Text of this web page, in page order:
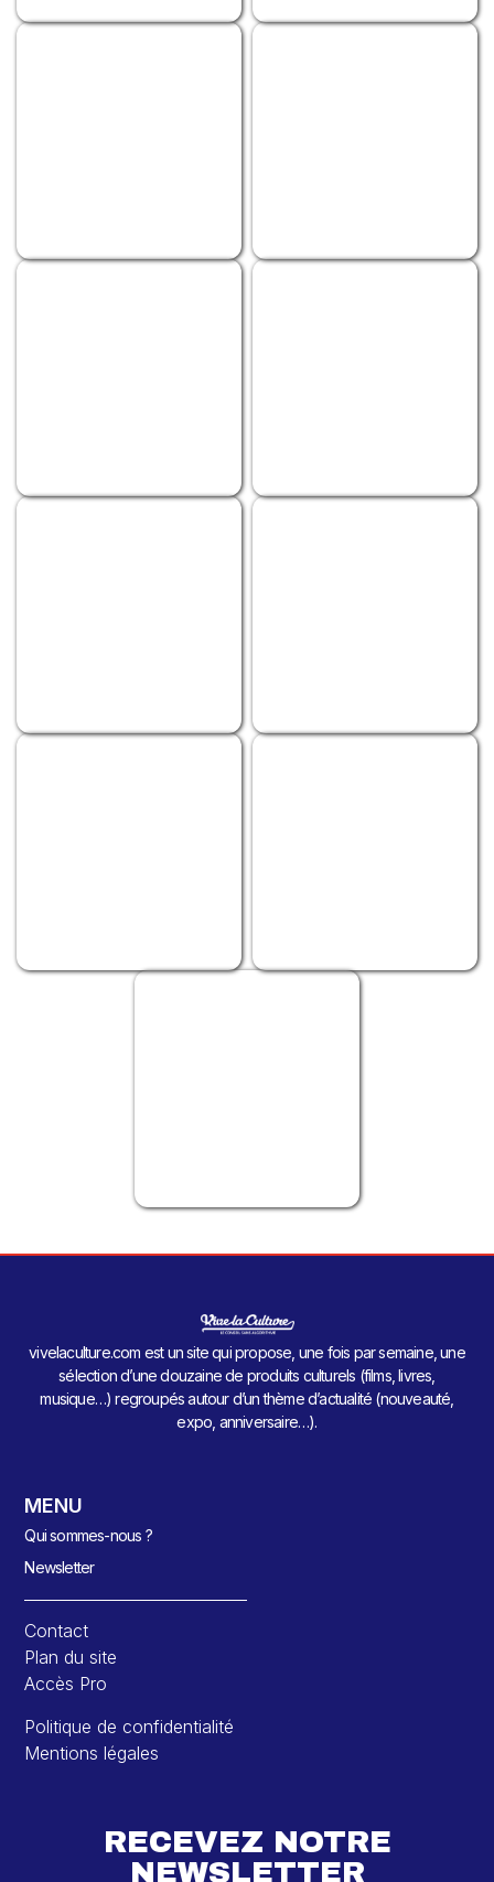
vivelaculture.com est un site qui propose, une fois par semaine, une
sélection d’une douzaine de produits culturels (films, livres,
musique…) regroupés autour d’un thème d’actualité (nouveauté,
expo, anniversaire…).
MENU
Qui sommes-nous ?
Newsletter
Contact
Plan du site
Accès Pro
Politique de confidentialité
Mentions légales
RECEVEZ NOTRE
NEWSLETTER